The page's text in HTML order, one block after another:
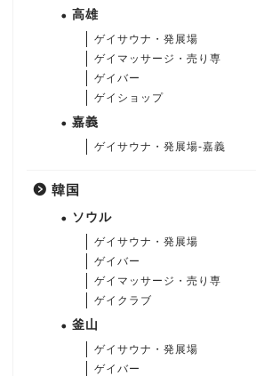
高雄
ゲイサウナ・発展場
ゲイマッサージ・売り専
ゲイバー
ゲイショップ
嘉義
ゲイサウナ・発展場-嘉義
韓国
ソウル
ゲイサウナ・発展場
ゲイバー
ゲイマッサージ・売り専
ゲイクラブ
釜山
ゲイサウナ・発展場
ゲイバー